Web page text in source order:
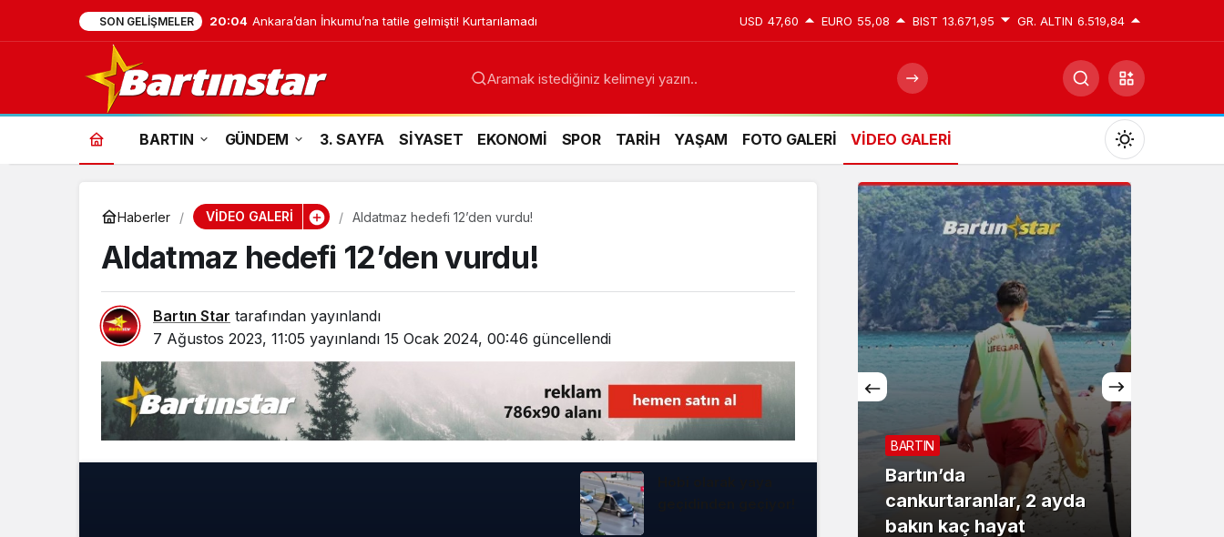
SON GELIŞMELER 20:04 Ankara’dan İnkumu’na tatile gelmişti! Kurtarılamadı USD 47,60 EURO 55,08 BIST 13.671,95 GR. ALTIN 6.519,84
Aramak istediğiniz kelimeyi yazın..
BARTIN GÜNDEM 3. SAYFA SİYASET EKONOMİ SPOR TARİH YAŞAM FOTO GALERİ VİDEO GALERİ
Mod
değiştir
Gündüz Modu
Gündüz modunu seçin.
Gece Modu
Gece modunu seçin.
Sistem Modu
Sistem modunu seçin.
Haberler VİDEO GALERİ Aldatmaz hedefi 12’den vurdu!
Aldatmaz hedefi 12’den vurdu!
Bartın Star tarafından yayınlandı
7 Ağustos 2023, 11:05 yayınlandı 15 Ocak 2024, 00:46 güncellendi
3. SAYFA
Ankara’dan İnkumu’na
tatile gelmişti!
BARTIN
Bartın’da
cankurtaranlar, 2 ayda
bakın kaç hayat